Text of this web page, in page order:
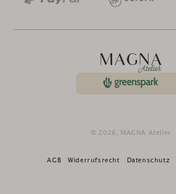
© 2026, MAGNA Atelier
AGB Widerrufsrecht Datenschutz